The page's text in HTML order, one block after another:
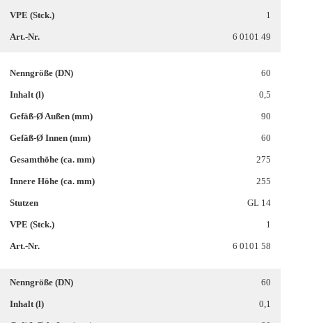
1
6 0101 49
60
0,5
90
60
275
255
GL 14
1
6 0101 58
60
0,1